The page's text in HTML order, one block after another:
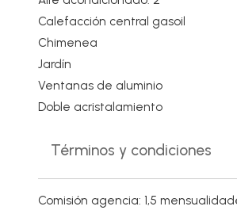
Calefacción central gasoil
Chimenea
Jardín
Ventanas de aluminio
Doble acristalamiento
Términos y condiciones
Comisión agencia: 1,5